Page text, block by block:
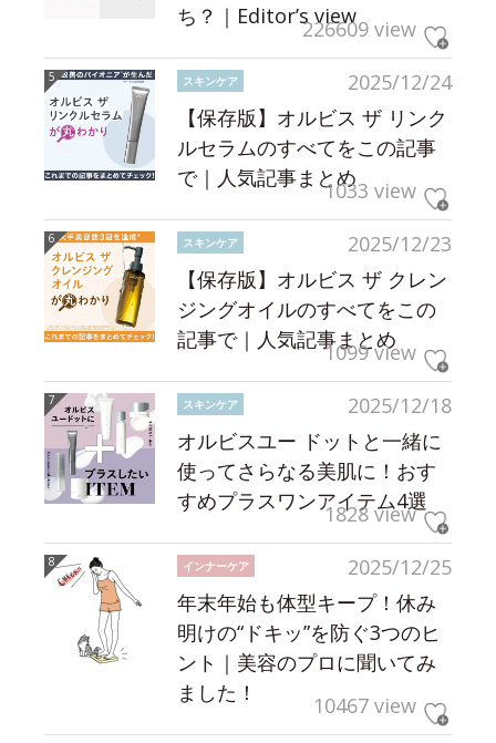
ち？｜Editor’s view226609 view
2025/12/24
スキンケア
【保存版】オルビス ザ リンク
ルセラムのすべてをこの記事
で｜人気記事まとめ1033 view
2025/12/23
スキンケア
【保存版】オルビス ザ クレン
ジングオイルのすべてをこの
記事で｜人気記事まとめ
1099 view
2025/12/18
スキンケア
オルビスユー ドットと一緒に
使ってさらなる美肌に！おす
すめプラスワンアイテム4選
1828 view
2025/12/25
インナーケア
年末年始も体型キープ！休み
明けの“ドキッ”を防ぐ3つのヒ
ント｜美容のプロに聞いてみ
ました！
10467 view